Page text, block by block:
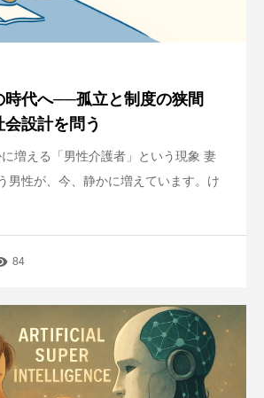
時代へ──孤立と制度の狭間
設計を問う
増える「男性介護者」という現象 妻
男性が、今、静かに増えています。け
84